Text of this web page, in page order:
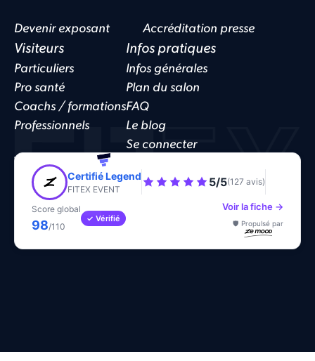
Devenir exposant Accréditation presse
Visiteurs
Particuliers
Pro santé
Coachs / formations
Professionnels
Infos pratiques
Infos générales
Plan du salon
FAQ
Le blog
Se connecter
Website by
Cookies
Certifié Legend
FITEX EVENT 5/5(127 avis)
Score global
98/110
✓ Vérifié
Voir la fiche →
🛡️ Propulsé par